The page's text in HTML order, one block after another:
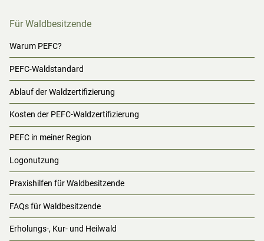
Für Waldbesitzende
Warum PEFC?
PEFC-Waldstandard
Ablauf der Waldzertifizierung
Kosten der PEFC-Waldzertifizierung
PEFC in meiner Region
Logonutzung
Praxishilfen für Waldbesitzende
FAQs für Waldbesitzende
Erholungs-, Kur- und Heilwald